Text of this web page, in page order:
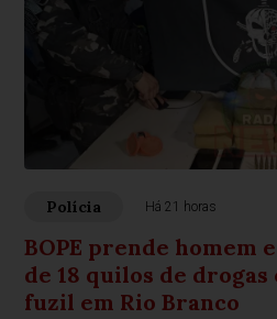
Polícia Há 21 horas
BOPE prende homem
de 18 quilos de drogas
fuzil em Rio Branco